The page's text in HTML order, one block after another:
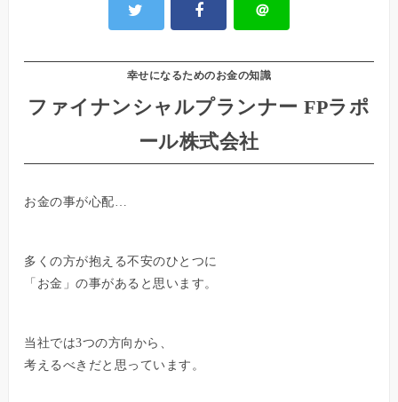
＠
幸せになるためのお金の知識
ファイナンシャルプランナー FPラポ
ール株式会社
お金の事が心配…
多くの方が抱える不安のひとつに
「お金」の事があると思います。
当社では3つの方向から、
考えるべきだと思っています。